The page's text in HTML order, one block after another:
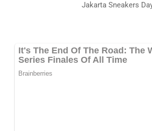
Jakarta Sneakers